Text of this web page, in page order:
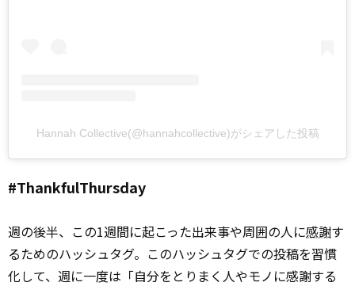
Hannah Collective(@hannahcollective)がシェアした投稿
#ThankfulThursday
週の後半、この1週間に起こった出来事や周囲の人に感謝す
るためのハッシュタグ。このハッシュタグでの投稿を習慣
化して、週に一度は「自分をとりまく人やモノに感謝する